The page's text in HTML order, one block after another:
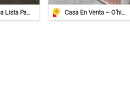
Vendo Casa Lista Para Habitar Casa En Venta – O’higgins 739, Barrio Alberdi, Rafaela